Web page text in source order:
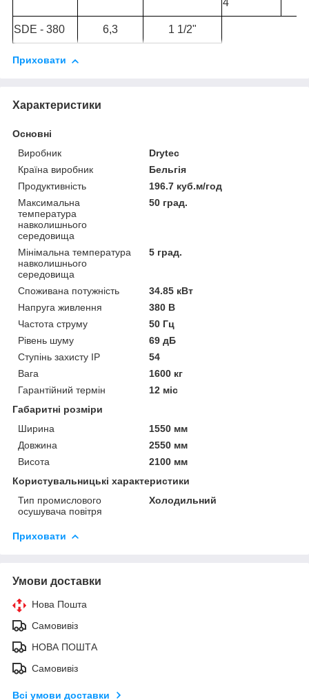
4
SDE - 380 6,3 1 1/2"
Приховати
Характеристики
Основні
Виробник
Drytec
Країна виробник
Бельгія
Продуктивність
196.7 куб.м/год
Максимальна
температура
навколишнього
середовища
50 град.
Мінімальна температура
навколишнього
середовища
5 град.
Споживана потужність
34.85 кВт
Напруга живлення
380 В
Частота струму
50 Гц
Рівень шуму
69 дБ
Ступінь захисту IP
54
Вага
1600 кг
Гарантійний термін
12 міс
Габаритні розміри
Ширина
1550 мм
Довжина
2550 мм
Висота
2100 мм
Користувальницькі характеристики
Тип промислового
осушувача повітря
Холодильний
Приховати
Умови доставки
Нова Пошта
Самовивіз
НОВА ПОШТА
Самовивіз
Всі умови доставки